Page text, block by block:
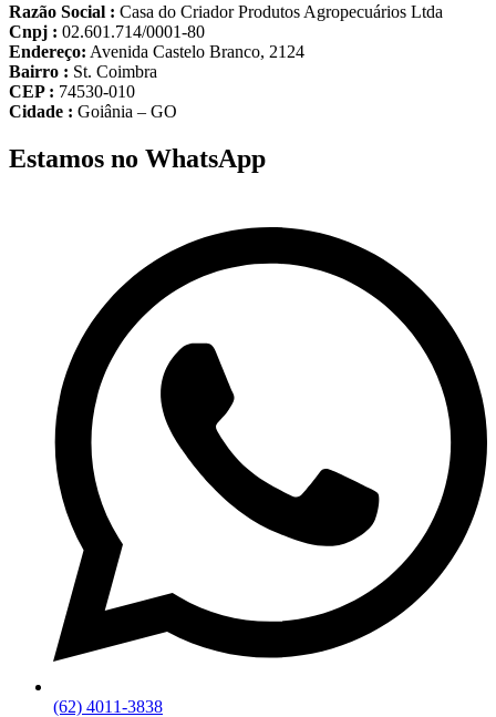
Razão Social : Casa do Criador Produtos Agropecuários Ltda
Cnpj : 02.601.714/0001-80
Endereço: Avenida Castelo Branco, 2124
Bairro : St. Coimbra
CEP : 74530-010
Cidade : Goiânia – GO
Estamos no WhatsApp
(62) 4011-3838